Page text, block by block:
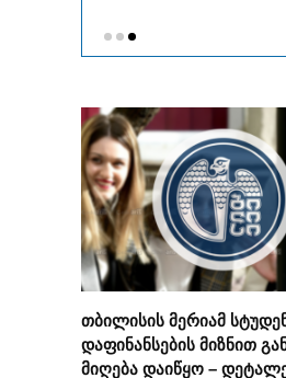
თბილისის მერიამ
დაფინანსების მიზნით
მიღება დაიწყო –